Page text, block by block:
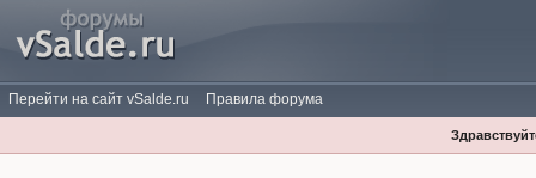
Перейти на сайт vSalde.ru Правила форума